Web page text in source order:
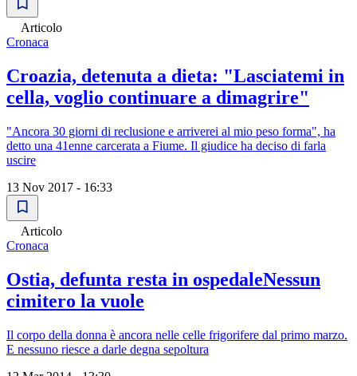
Articolo
Cronaca
Croazia, detenuta a dieta: "Lasciatemi in
cella, voglio continuare a dimagrire"
"Ancora 30 giorni di reclusione e arriverei al mio peso forma", ha
detto una 41enne carcerata a Fiume. Il giudice ha deciso di farla
uscire
13 Nov 2017 - 16:33
Articolo
Cronaca
Ostia, defunta resta in ospedaleNessun
cimitero la vuole
Il corpo della donna è ancora nelle celle frigorifere dal primo marzo.
E nessuno riesce a darle degna sepoltura